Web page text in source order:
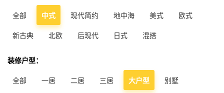
全部 中式 现代简约 地中海 美式 欧式
新古典 北欧 后现代 日式 混搭
装修户型：
全部 一居 二居 三居 大户型 别墅